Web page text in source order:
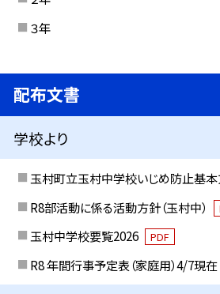
３年
配布文書
学校より
玉村町立玉村中学校いじめ防止基
R8部活動に係る活動方針（玉村中）
玉村中学校要覧2026 PDF
R8 年間行事予定表（家庭用）4/7現在